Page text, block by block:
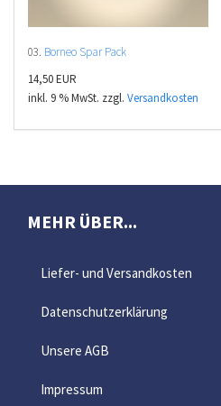
03. Borneo Spar Pack
14,50 EUR
inkl. 9 % MwSt. zzgl. Versandkosten
MEHR ÜBER...
Liefer- und Versandkosten
Datenschutzerklärung
Unsere AGB
Impressum